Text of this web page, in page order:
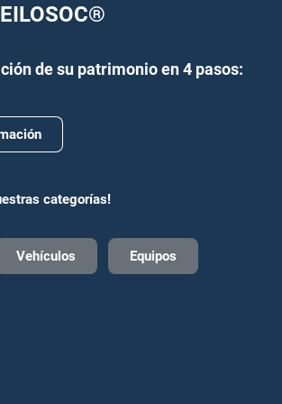
®
de su patrimonio en 4 pasos:
categorías!
Vehículos Equipos